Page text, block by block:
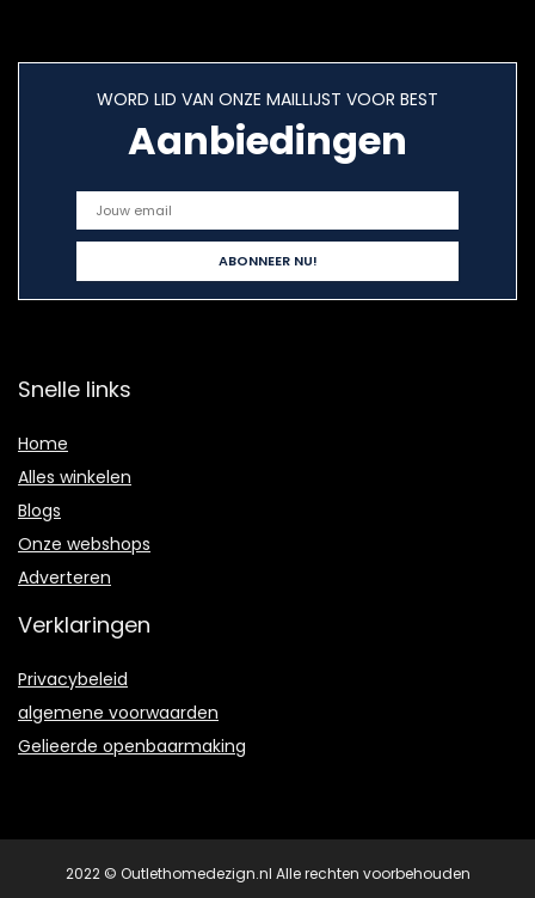
WORD LID VAN ONZE MAILLIJST VOOR BEST
Aanbiedingen
Snelle links
Home
Alles winkelen
Blogs
Onze webshops
Adverteren
Verklaringen
Privacybeleid
algemene voorwaarden
Gelieerde openbaarmaking
2022 © Outlethomedezign.nl Alle rechten voorbehouden